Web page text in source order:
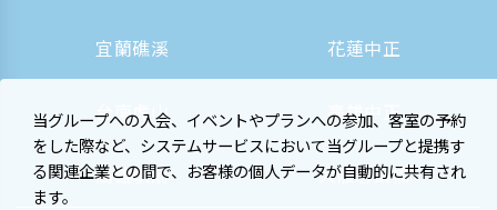
宜蘭礁溪 花蓮中正
台南虎山 高雄中正
高雄駅前 大阪心斎橋
当グループへの入会、イベントやプランへの参加、客室の予約
をした際など、システムサービスにおいて当グループと提携す
る関連企業との間で、お客様の個人データが自動的に共有され
ます。